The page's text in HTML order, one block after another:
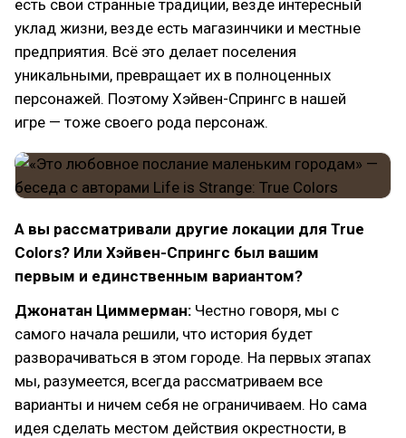
есть свои странные традиции, везде интересный
уклад жизни, везде есть магазинчики и местные
предприятия. Всё это делает поселения
уникальными, превращает их в полноценных
персонажей. Поэтому Хэйвен-Спрингс в нашей
игре — тоже своего рода персонаж.
А вы рассматривали другие локации для True
Colors? Или Хэйвен-Спрингс был вашим
первым и единственным вариантом?
Джонатан Циммерман: Честно говоря, мы с
самого начала решили, что история будет
разворачиваться в этом городе. На первых этапах
мы, разумеется, всегда рассматриваем все
варианты и ничем себя не ограничиваем. Но сама
идея сделать местом действия окрестности, в